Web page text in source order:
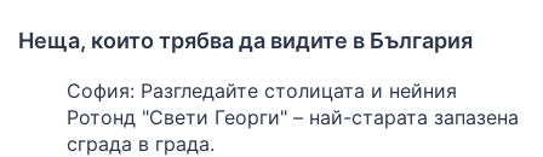
Неща, които трябва да видите в България
София: Разгледайте столицата и нейния
Ротонд "Свети Георги" – най-старата запазена
сграда в града.